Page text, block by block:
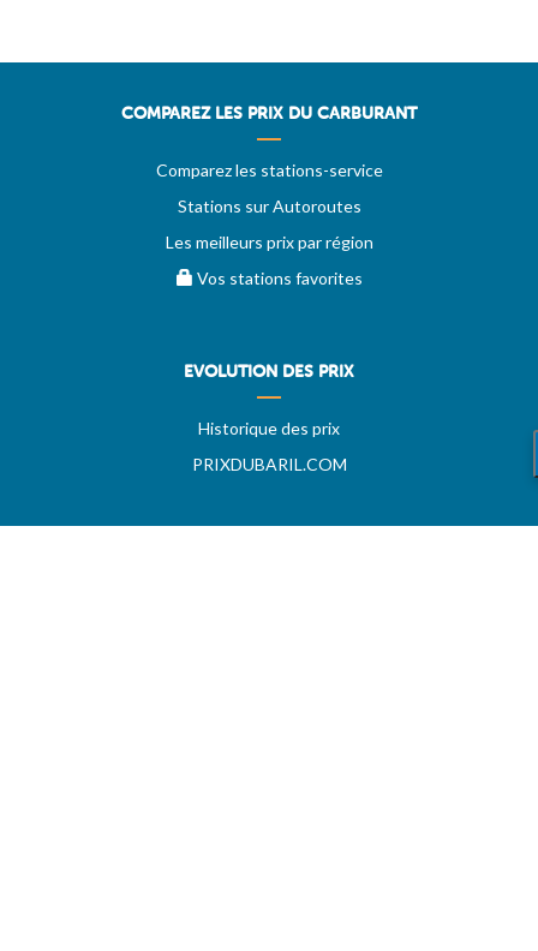
COMPAREZ LES PRIX DU CARBURANT
Comparez les stations-service
Stations sur Autoroutes
Les meilleurs prix par région
Vos stations favorites
EVOLUTION DES PRIX
Historique des prix
PRIXDUBARIL.COM